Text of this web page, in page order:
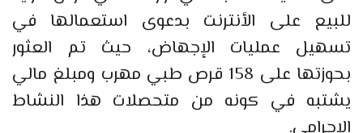
للبيع على الأنترنت بدعوى استعمالها في
تسهيل عمليات الإجهاض، حيث تم العثور
بحوزتها على 158 قرص طبي مهرب ومبلغ مالي
يشتبه في كونه من متحصلات هذا النشاط